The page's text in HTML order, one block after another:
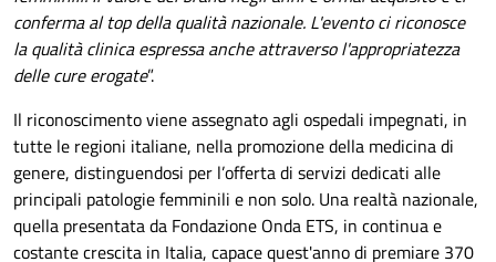
conferma al top della qualità nazionale. L'evento ci riconosce
la qualità clinica espressa anche attraverso l'appropriatezza
delle cure erogate”.
Il riconoscimento viene assegnato agli ospedali impegnati, in
tutte le regioni italiane, nella promozione della medicina di
genere, distinguendosi per l’offerta di servizi dedicati alle
principali patologie femminili e non solo. Una realtà nazionale,
quella presentata da Fondazione Onda ETS, in continua e
costante crescita in Italia, capace quest'anno di premiare 370